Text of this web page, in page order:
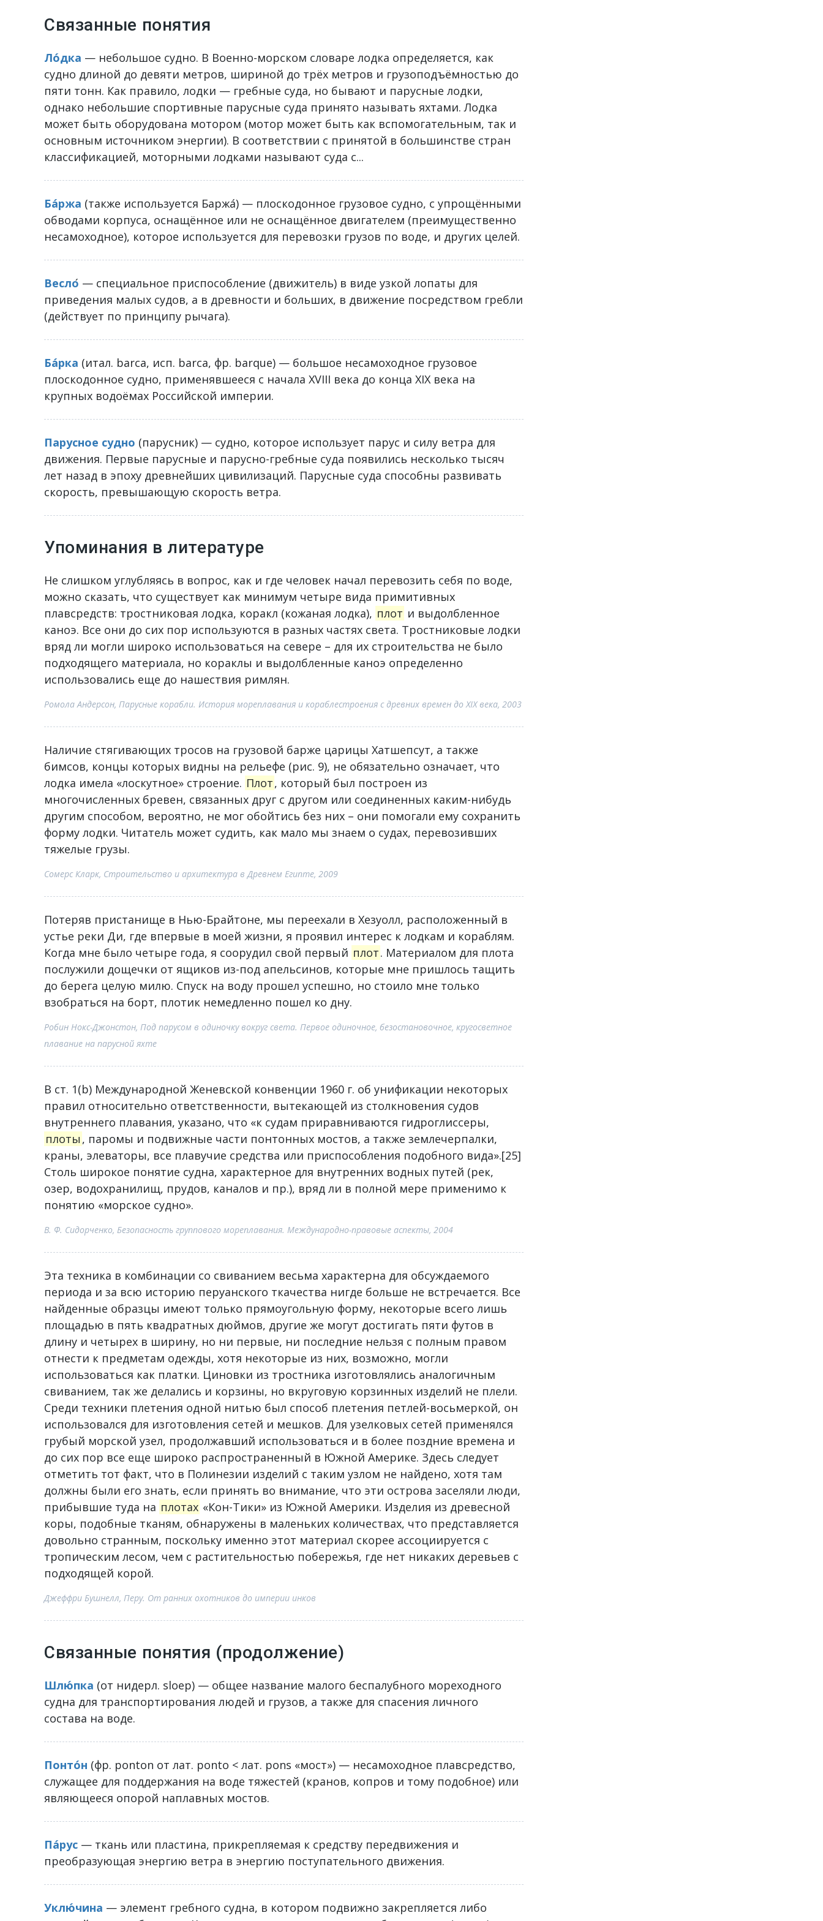
Связанные понятия
Ло́дка — небольшое судно. В Военно-морском словаре лодка определяется, как
судно длиной до девяти метров, шириной до трёх метров и грузоподъёмностью до
пяти тонн. Как правило, лодки — гребные суда, но бывают и парусные лодки,
однако небольшие спортивные парусные суда принято называть яхтами. Лодка
может быть оборудована мотором (мотор может быть как вспомогательным, так и
основным источником энергии). В соответствии с принятой в большинстве стран
классификацией, моторными лодками называют суда с...
Ба́ржа (также используется Баржа́) — плоскодонное грузовое судно, с упрощёнными
обводами корпуса, оснащённое или не оснащённое двигателем (преимущественно
несамоходное), которое используется для перевозки грузов по воде, и других целей.
Весло ́ — специальное приспособление (движитель) в виде узкой лопаты для
приведения малых судов, а в древности и больших, в движение посредством гребли
(действует по принципу рычага).
Ба́рка (итал. barca, исп. barca, фр. barque) — большое несамоходное грузовое
плоскодонное судно, применявшееся с начала XVIII века до конца XIX века на
крупных водоёмах Российской империи.
Парусное судно (парусник) — судно, которое использует парус и силу ветра для
движения. Первые парусные и парусно-гребные суда появились несколько тысяч
лет назад в эпоху древнейших цивилизаций. Парусные суда способны развивать
скорость, превышающую скорость ветра.
Упоминания в литературе
Не слишком углубляясь в вопрос, как и где человек начал перевозить себя по воде,
можно сказать, что существует как минимум четыре вида примитивных
плавсредств: тростниковая лодка, коракл (кожаная лодка), плот и выдолбленное
каноэ. Все они до сих пор используются в разных частях света. Тростниковые лодки
вряд ли могли широко использоваться на севере – для их строительства не было
подходящего материала, но кораклы и выдолбленные каноэ определенно
использовались еще до нашествия римлян.
Ромола Андерсон, Парусные корабли. История мореплавания и кораблестроения с древних времен до XIX века, 2003
Наличие стягивающих тросов на грузовой барже царицы Хатшепсут, а также
бимсов, концы которых видны на рельефе (рис. 9), не обязательно означает, что
лодка имела «лоскутное» строение. Плот, который был построен из
многочисленных бревен, связанных друг с другом или соединенных каким-нибудь
другим способом, вероятно, не мог обойтись без них – они помогали ему сохранить
форму лодки. Читатель может судить, как мало мы знаем о судах, перевозивших
тяжелые грузы.
Сомерс Кларк, Строительство и архитектура в Древнем Египте, 2009
Потеряв пристанище в Нью-Брайтоне, мы переехали в Хезуолл, расположенный в
устье реки Ди, где впервые в моей жизни, я проявил интерес к лодкам и кораблям.
Когда мне было четыре года, я соорудил свой первый плот. Материалом для плота
послужили дощечки от ящиков из-под апельсинов, которые мне пришлось тащить
до берега целую милю. Спуск на воду прошел успешно, но стоило мне только
взобраться на борт, плотик немедленно пошел ко дну.
Робин Нокс-Джонстон, Под парусом в одиночку вокруг света. Первое одиночное, безостановочное, кругосветное
плавание на парусной яхте
В ст. 1(b) Международной Женевской конвенции 1960 г. об унификации некоторых
правил относительно ответственности, вытекающей из столкновения судов
внутреннего плавания, указано, что «к судам приравниваются гидроглиссеры,
плоты , паромы и подвижные части понтонных мостов, а также землечерпалки,
краны, элеваторы, все плавучие средства или приспособления подобного вида».[25]
Столь широкое понятие судна, характерное для внутренних водных путей (рек,
озер, водохранилищ, прудов, каналов и пр.), вряд ли в полной мере применимо к
понятию «морское судно».
В. Ф. Сидорченко, Безопасность группового мореплавания. Международно-правовые аспекты, 2004
Эта техника в комбинации со свиванием весьма характерна для обсуждаемого
периода и за всю историю перуанского ткачества нигде больше не встречается. Все
найденные образцы имеют только прямоугольную форму, некоторые всего лишь
площадью в пять квадратных дюймов, другие же могут достигать пяти футов в
длину и четырех в ширину, но ни первые, ни последние нельзя с полным правом
отнести к предметам одежды, хотя некоторые из них, возможно, могли
использоваться как платки. Циновки из тростника изготовлялись аналогичным
свиванием, так же делались и корзины, но вкруговую корзинных изделий не плели.
Среди техники плетения одной нитью был способ плетения петлей-восьмеркой, он
использовался для изготовления сетей и мешков. Для узелковых сетей применялся
грубый морской узел, продолжавший использоваться и в более поздние времена и
до сих пор все еще широко распространенный в Южной Америке. Здесь следует
отметить тот факт, что в Полинезии изделий с таким узлом не найдено, хотя там
должны были его знать, если принять во внимание, что эти острова заселяли люди,
прибывшие туда на плотах «Кон-Тики» из Южной Америки. Изделия из древесной
коры, подобные тканям, обнаружены в маленьких количествах, что представляется
довольно странным, поскольку именно этот материал скорее ассоциируется с
тропическим лесом, чем с растительностью побережья, где нет никаких деревьев с
подходящей корой.
Джеффри Бушнелл, Перу. От ранних охотников до империи инков
Связанные понятия (продолжение)
Шлю́пка (от нидерл. sloep) — общее название малого беспалубного мореходного
судна для транспортирования людей и грузов, а также для спасения личного
состава на воде.
Понто́н (фр. ponton от лат. ponto < лат. pons «мост») — несамоходное плавсредство,
служащее для поддержания на воде тяжестей (кранов, копров и тому подобное) или
являющееся опорой наплавных мостов.
Па́рус — ткань или пластина, прикрепляемая к средству передвижения и
преобразующая энергию ветра в энергию поступательного движения.
Уклю́чина — элемент гребного судна, в котором подвижно закрепляется либо